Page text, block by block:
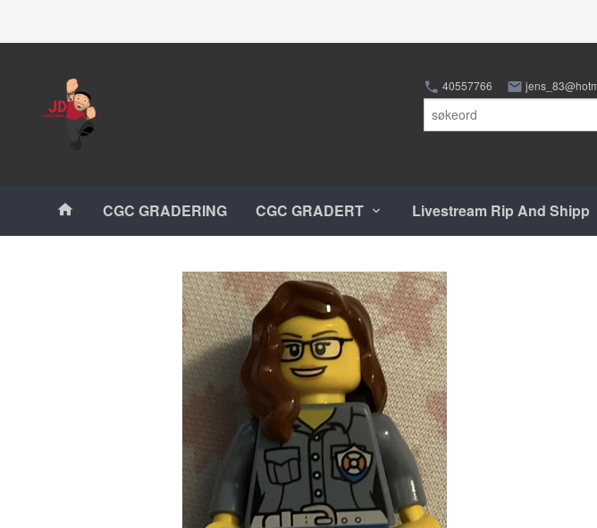
40557766
Produkter
CGC GRADERING CGC GRADERT Livestream Rip And Shipp